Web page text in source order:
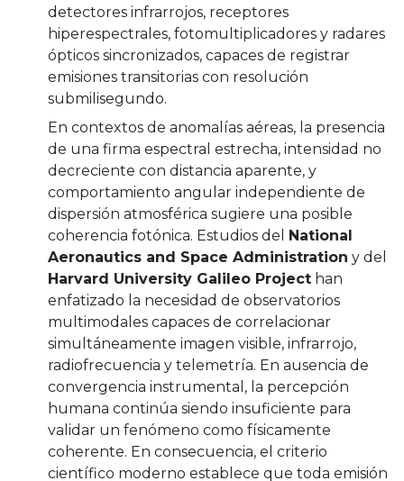
detectores infrarrojos, receptores
hiperespectrales, fotomultiplicadores y radares
ópticos sincronizados, capaces de registrar
emisiones transitorias con resolución
submilisegundo.
En contextos de anomalías aéreas, la presencia
de una firma espectral estrecha, intensidad no
decreciente con distancia aparente, y
comportamiento angular independiente de
dispersión atmosférica sugiere una posible
coherencia fotónica. Estudios del National
Aeronautics and Space Administration y del
Harvard University Galileo Project han
enfatizado la necesidad de observatorios
multimodales capaces de correlacionar
simultáneamente imagen visible, infrarrojo,
radiofrecuencia y telemetría. En ausencia de
convergencia instrumental, la percepción
humana continúa siendo insuficiente para
validar un fenómeno como físicamente
coherente. En consecuencia, el criterio
científico moderno establece que toda emisión